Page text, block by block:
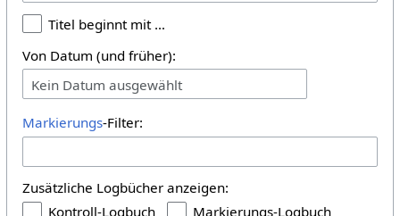
Titel beginnt mit …
Von Datum (und früher):
Kein Datum ausgewählt
Markierungs-Filter:
Zusätzliche Logbücher anzeigen:
Kontroll-Logbuch
Markierungs-Logbuch